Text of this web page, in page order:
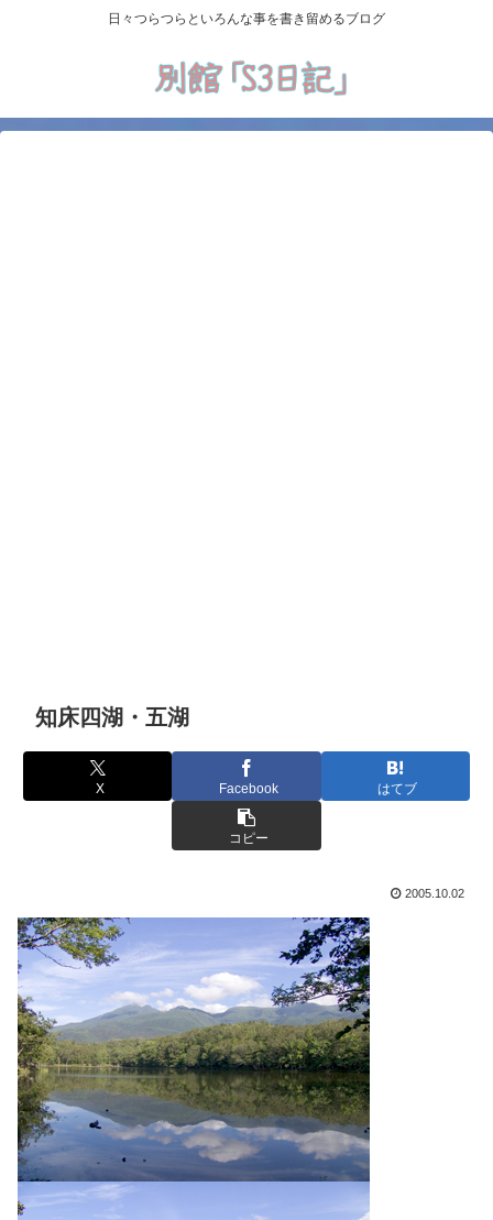
日々つらつらといろんな事を書き留めるブログ
知床四湖・五湖
X Facebook はてブ
コピー
2005.10.02